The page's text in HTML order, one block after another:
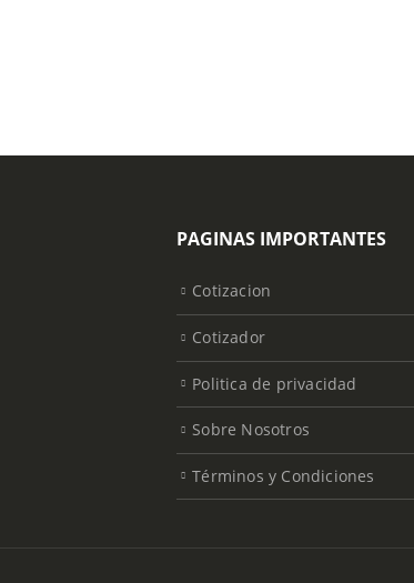
PAGINAS IMPORTANTES
Cotizacion
Cotizador
Politica de privacidad
Sobre Nosotros
Términos y Condiciones